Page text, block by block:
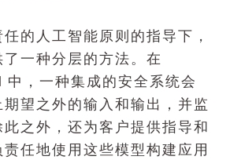
的人工智能原则的指导下，
一种分层的方法。在
中，一种集成的安全系统会
望之外的输入和输出，并监
之外，还为客户提供指导和
任地使用这些模型构建应用